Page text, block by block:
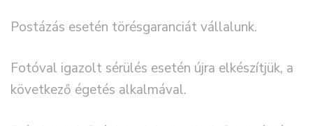
Postázás esetén törésgaranciát vállalunk.
Fotóval igazolt sérülés esetén újra elkészítjük, a
következő égetés alkalmával.